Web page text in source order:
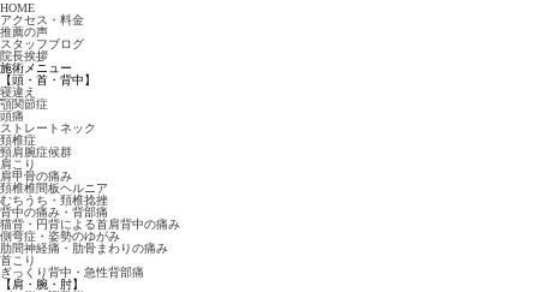
HOME
アクセス・料金
推薦の声
スタッフブログ
院長挨拶
施術メニュー
【頭・首・背中】
寝違え
顎関節症
頭痛
ストレートネック
頚椎症
頸肩腕症候群
肩こり
肩甲骨の痛み
頚椎椎間板ヘルニア
むちうち・頚椎捻挫
背中の痛み・背部痛
猫背・円背による首肩背中の痛み
側弯症・姿勢のゆがみ
肋間神経痛・肋骨まわりの痛み
首こり
ぎっくり背中・急性背部痛
【肩・腕・肘】